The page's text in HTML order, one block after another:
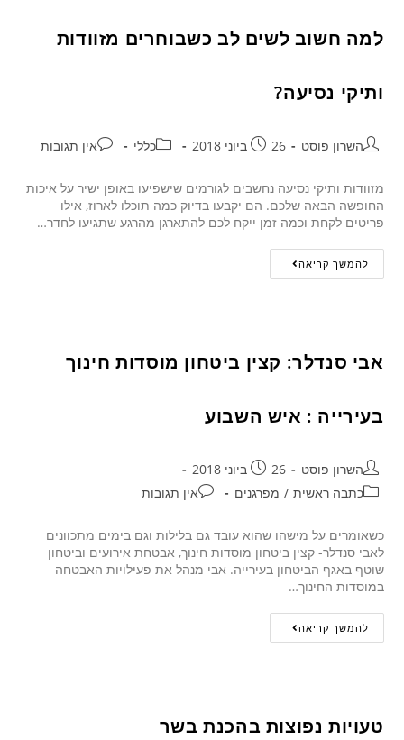
למה חשוב לשים לב כשבוחרים מזוודות
ותיקי נסיעה?
השרון פוסט 26 ביוני 2018 כללי אין תגובות
מזוודות ותיקי נסיעה נחשבים לגורמים שישפיעו באופן ישיר על איכות
החופשה הבאה שלכם. הם יקבעו בדיוק כמה תוכלו לארוז, אילו
פריטים לקחת וכמה זמן ייקח לכם להתארגן מהרגע שתגיעו לחדר…
להמשך קריאה
אבי סנדלר: קצין ביטחון מוסדות חינוך
בעירייה : איש השבוע
השרון פוסט
26 ביוני 2018
כתבה ראשית / מפרגנים אין תגובות
כשאומרים על מישהו שהוא עובד גם בלילות וגם בימים מתכוונים
לאבי סנדלר- קצין ביטחון מוסדות חינוך, אבטחת אירועים וביטחון
שוטף באגף הביטחון בעירייה. אבי מנהל את פעילויות האבטחה
במוסדות החינוך…
להמשך קריאה
טעויות נפוצות בהכנת בשר